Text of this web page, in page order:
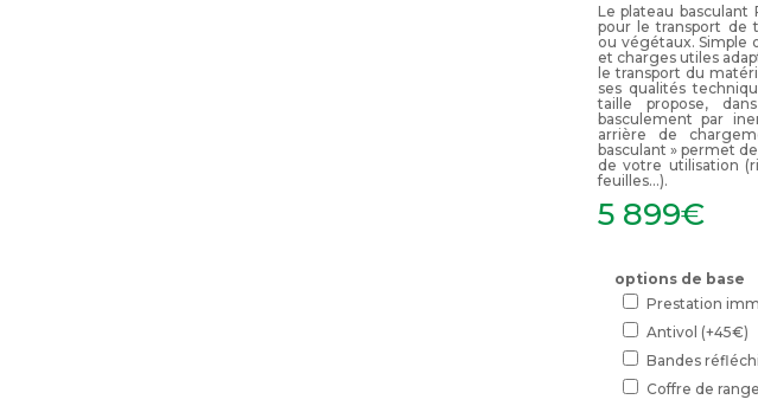
Le plateau basculant
pour le transport de
ou végétaux. Simple
et charges utiles
le transport du
ses qualités
taille propose,
basculement par
arrière de
basculant » permet
de votre utilisation
feuilles…).
5 899€
options de base
Prestation
Antivol (+45€)
Bandes
Coffre de